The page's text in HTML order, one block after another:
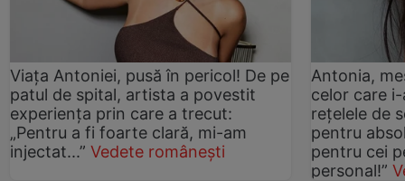
Viața Antoniei, pusă în pericol! De pe
patul de spital, artista a povestit
experiența prin care a trecut:
„Pentru a fi foarte clară, mi-am
injectat...” Vedete românești
Antonia,
celor care
rețelele de
pentru
pentru cei
personal!”